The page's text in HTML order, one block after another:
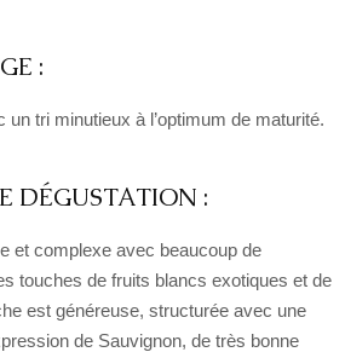
:
un tri minutieux à l’optimum de maturité.
DÉGUSTATION :
et complexe avec beaucoup de
touches de fruits blancs exotiques et de
est généreuse, structurée avec une
de Sauvignon, de très bonne